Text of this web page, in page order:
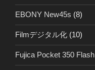
EBONY New45s (8)
Filmデジタル化 (10)
Fujica Pocket 350 Flash